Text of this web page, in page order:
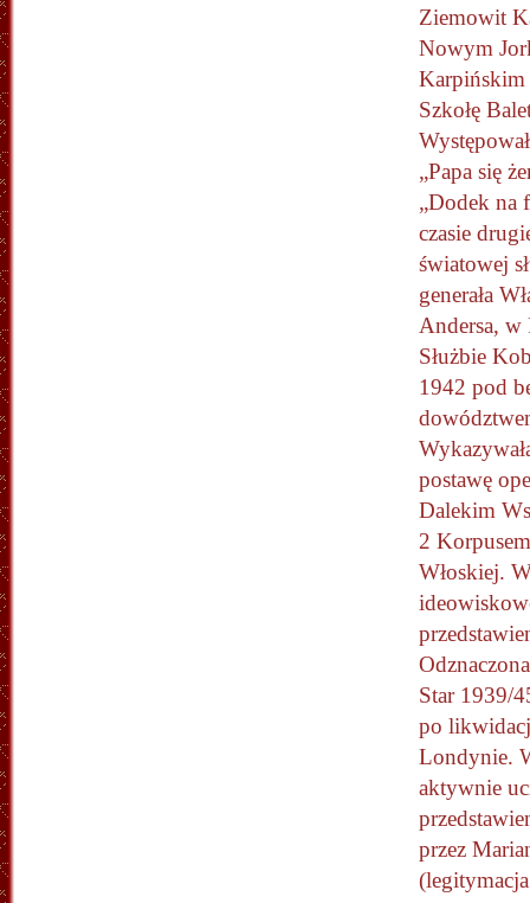
Ziemowit
Nowym
Karpińskim
Szkołę
„Papa się
„Dodek na
czasie
światowej
generała
Andersa, w
Służbie
1942 pod
postawę
Dalekim
2
Włoskiej.
Star 1939/
po
Londynie.
aktywnie
przez